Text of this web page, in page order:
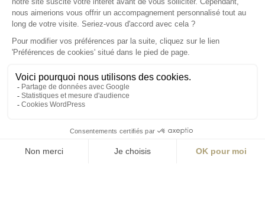
S'inscrire à la newsletter
Alternative:
contact@aialifedesigners.fr
mentions légales